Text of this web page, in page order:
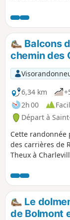
l'évasion y
d'observation de
points de vue
Balcons
chemin des
6,34 km
2h 00
Départ à
Cette randonnée
des carrières de
Theux à
programme
de la Meuse. Il
coupler avec la
au départ de
Le
de Bolmont